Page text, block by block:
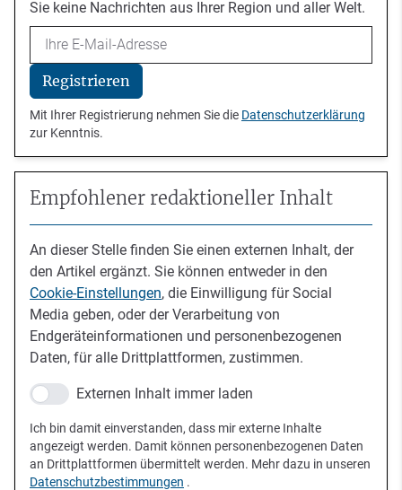
Sie keine Nachrichten aus Ihrer Region und aller Welt.
Email
Registrieren
Mit Ihrer Registrierung nehmen Sie die Datenschutzerklärung
zur Kenntnis.
Empfohlener redaktioneller Inhalt
An dieser Stelle finden Sie einen externen Inhalt, der
den Artikel ergänzt. Sie können entweder in den
Cookie-Einstellungen, die Einwilligung für Social
Media geben, oder der Verarbeitung von
Endgeräteinformationen und personenbezogenen
Daten, für alle Drittplattformen, zustimmen.
Externen Inhalt immer laden
Ich bin damit einverstanden, dass mir externe Inhalte
angezeigt werden. Damit können personenbezogenen Daten
an Drittplattformen übermittelt werden. Mehr dazu in unseren
Datenschutzbestimmungen .